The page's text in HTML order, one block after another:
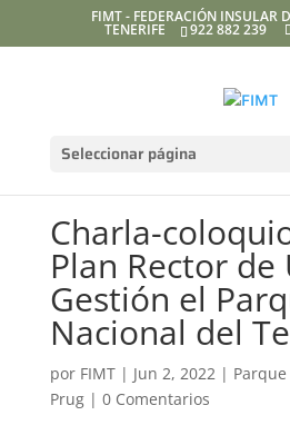
FIMT - FEDERACIÓN INSULAR
TENERIFE 922 882 239
Seleccionar página
Charla-
Plan Rector de
Gestión el
Nacional del
por FIMT| Jun 2, 2022|
Prug| 0 Comentarios